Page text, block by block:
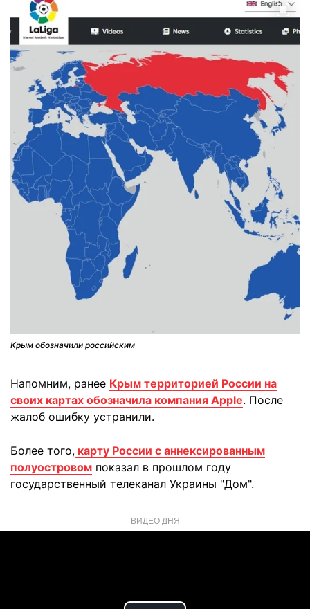
Крым обозначили российским
Напомним, ранее Крым территорией России на
своих картах обозначила компания Apple. После
жалоб ошибку устранили.
Более того, карту России с аннексированным
полуостровом показал в прошлом году
государственный телеканал Украины "Дом".
ВИДЕО ДНЯ